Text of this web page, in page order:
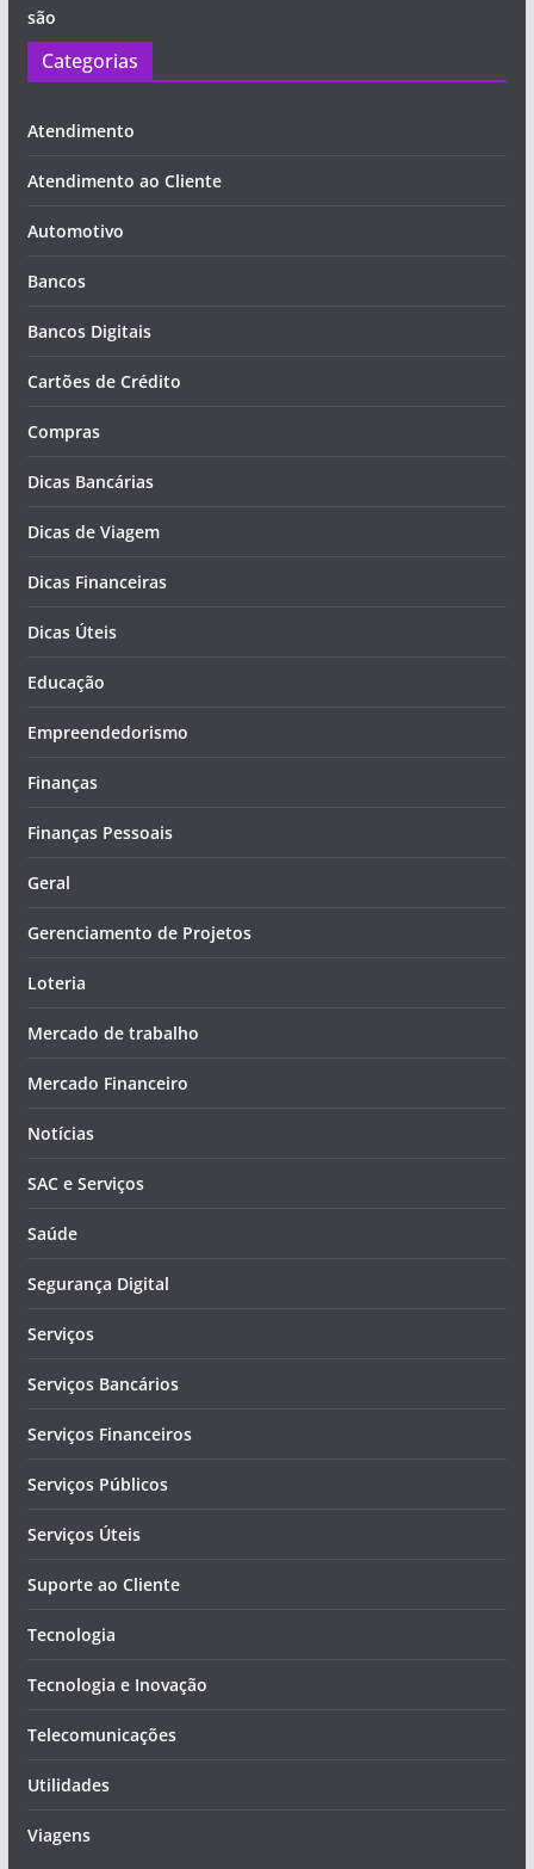
são
Categorias
Atendimento
Atendimento ao Cliente
Automotivo
Bancos
Bancos Digitais
Cartões de Crédito
Compras
Dicas Bancárias
Dicas de Viagem
Dicas Financeiras
Dicas Úteis
Educação
Empreendedorismo
Finanças
Finanças Pessoais
Geral
Gerenciamento de Projetos
Loteria
Mercado de trabalho
Mercado Financeiro
Notícias
SAC e Serviços
Saúde
Segurança Digital
Serviços
Serviços Bancários
Serviços Financeiros
Serviços Públicos
Serviços Úteis
Suporte ao Cliente
Tecnologia
Tecnologia e Inovação
Telecomunicações
Utilidades
Viagens